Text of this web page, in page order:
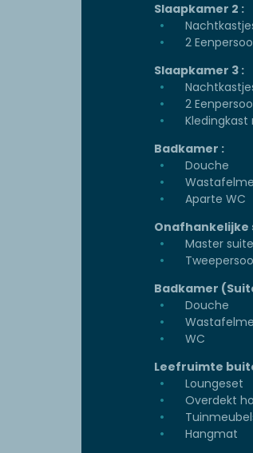
Slaapkamer 2 :
2
Slaapkamer 3 :
2
Badkamer :
Douche
Aparte WC
Onafhankelijke
Master
Badkamer
Douche
WC
Leefruimte
Loungeset
Overdekt
Hangmat